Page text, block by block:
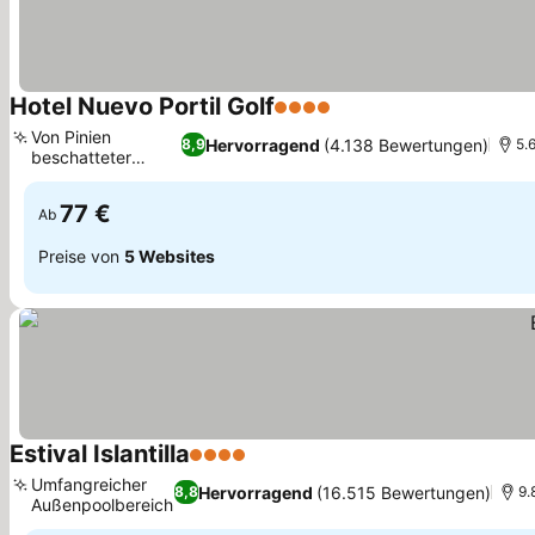
Hotel Nuevo Portil Golf4 Sterne
8,9Hervorragend (4.138 Bewertungen)
Von Pinien
beschatteter
Außenpool
Ab 77 €
Preise von 5 Websites
Estival Islantilla4 Sterne
8,8Hervorragend (16.515 Bewertungen)
Umfangreicher
Außenpoolbereich